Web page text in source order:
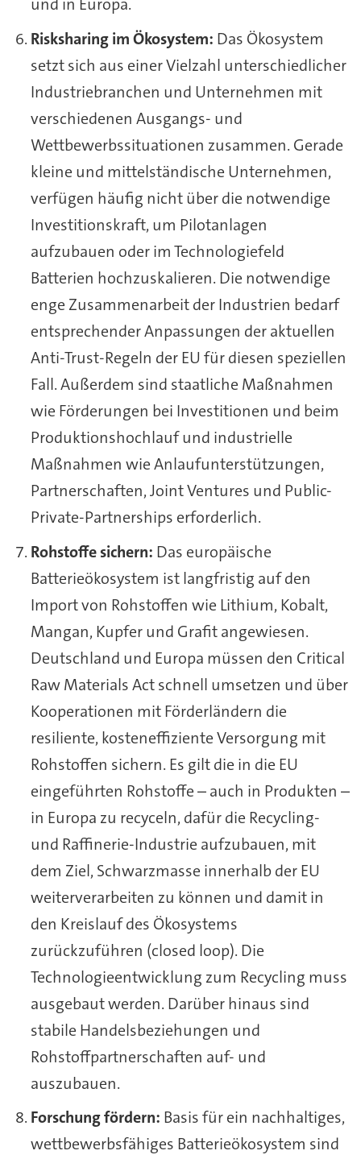
Risksharing im Ökosystem: Das Ökosystem
setzt sich aus einer Vielzahl unterschiedlicher
Industriebranchen und Unternehmen mit
verschiedenen Ausgangs- und
Wettbewerbssituationen zusammen. Gerade
kleine und mittelständische Unternehmen,
verfügen häufig nicht über die notwendige
Investitionskraft, um Pilotanlagen
aufzubauen oder im Technologiefeld
Batterien hochzuskalieren. Die notwendige
enge Zusammenarbeit der Industrien bedarf
entsprechender Anpassungen der aktuellen
Anti-Trust-Regeln der EU für diesen speziellen
Fall. Außerdem sind staatliche Maßnahmen
wie Förderungen bei Investitionen und beim
Produktionshochlauf und industrielle
Maßnahmen wie Anlaufunterstützungen,
Partnerschaften, Joint Ventures und Public-
Private-Partnerships erforderlich.
Rohstoffe sichern: Das europäische
Batterieökosystem ist langfristig auf den
Import von Rohstoffen wie Lithium, Kobalt,
Mangan, Kupfer und Grafit angewiesen.
Deutschland und Europa müssen den Critical
Raw Materials Act schnell umsetzen und über
Kooperationen mit Förderländern die
resiliente, kosteneffiziente Versorgung mit
Rohstoffen sichern. Es gilt die in die EU
eingeführten Rohstoffe – auch in Produkten –
in Europa zu recyceln, dafür die Recycling-
und Raffinerie-Industrie aufzubauen, mit
dem Ziel, Schwarzmasse innerhalb der EU
weiterverarbeiten zu können und damit in
den Kreislauf des Ökosystems
zurückzuführen (closed loop). Die
Technologieentwicklung zum Recycling muss
ausgebaut werden. Darüber hinaus sind
stabile Handelsbeziehungen und
Rohstoffpartnerschaften auf- und
auszubauen.
Forschung fördern: Basis für ein nachhaltiges,
wettbewerbsfähiges Batterieökosystem sind